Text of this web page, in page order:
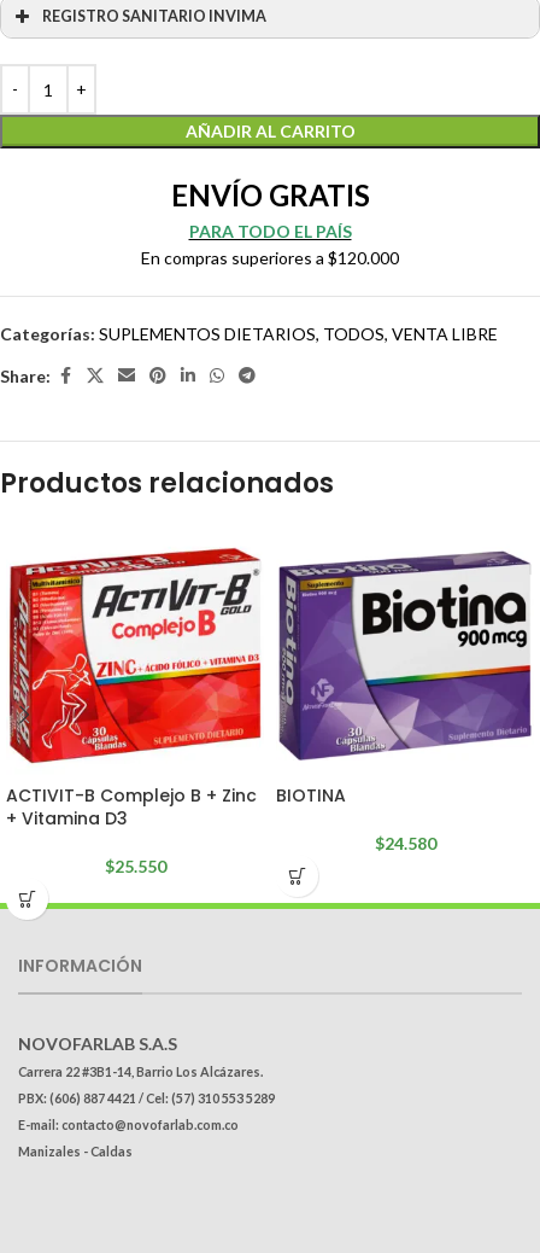
REGISTRO SANITARIO INVIMA
AÑADIR AL CARRITO
ENVÍO GRATIS
PARA TODO EL PAÍS
En compras superiores a $120.000
Categorías: SUPLEMENTOS DIETARIOS, TODOS, VENTA LIBRE
Share:
Productos relacionados
ACTIVIT-B Complejo B + Zinc
+ Vitamina D3
$25.550
BIOTINA
$24.580
INFORMACIÓN
NOVOFARLAB S.A.S
Carrera 22 #3B1-14, Barrio Los Alcázares.
PBX: (606) 887 4421 / Cel: (57) 310 553 5289
E-mail: contacto@novofarlab.com.co
Manizales - Caldas